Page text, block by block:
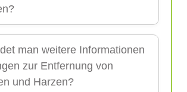
man weitere Informationen
zur Entfernung von
und Harzen?